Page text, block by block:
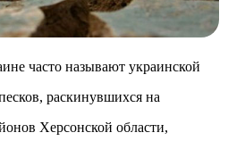
часто называют украинской
раскинувшихся на
Херсонской области,